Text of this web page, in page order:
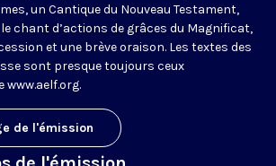
un Cantique du Nouveau Testament,
chant d’actions de grâces du Magnificat,
et une brève oraison. Les textes des
sont presque toujours ceux
www.aelf.org.
de l'émission